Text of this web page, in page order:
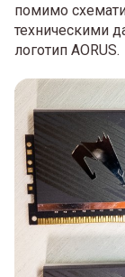
помимо
техническими
логотип AORUS.